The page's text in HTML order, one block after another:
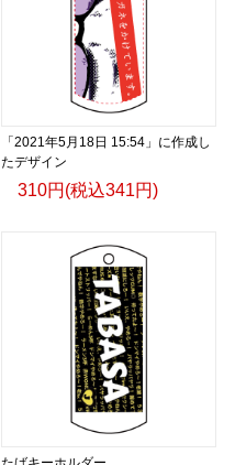
「2021年5月18日 15:54」に作成し
たデザイン
310円(税込341円)